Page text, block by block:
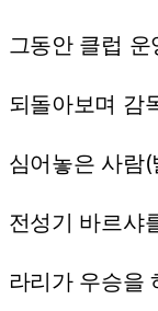
그동안 클럽 운
되돌아보며 감
심어놓은 사람(
전성기 바르샤
라리가 우승을